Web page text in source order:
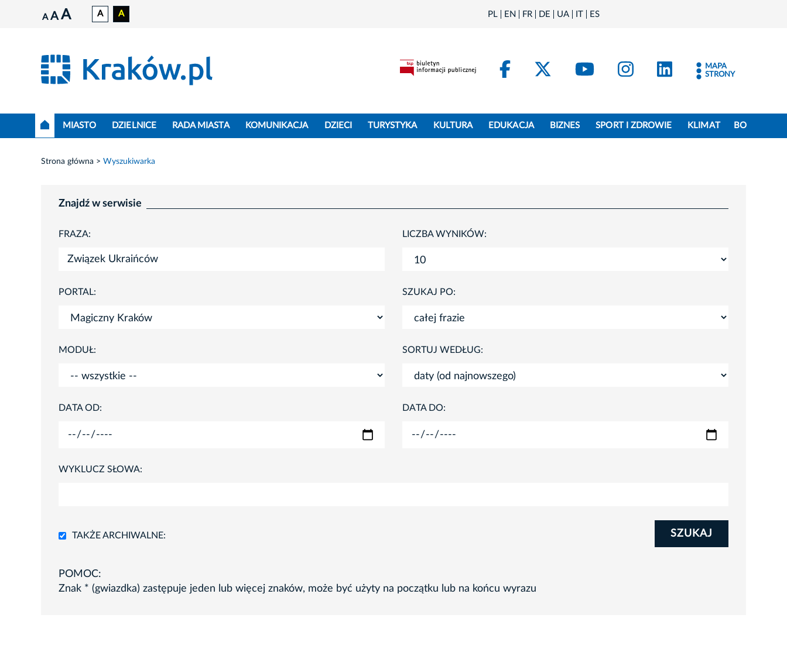
A A A A A PL EN FR DE UA IT ES
FacebookKraków - X
Kraków - YouTube
Kraków - Instagram
Kraków -
MAPA
STRONY
MIASTO DZIELNICE RADA MIASTA KOMUNIKACJA DZIECI TURYSTYKA KULTURA EDUKACJA BIZNES SPORT I ZDROWIE KLIMAT BO
Strona główna Wyszukiwarka
Znajdź w serwisie
FRAZA: LICZBA WYNIKÓW:
PORTAL: SZUKAJ PO:
MODUŁ: SORTUJ WEDŁUG:
DATA OD: DATA DO:
WYKLUCZ SŁOWA:
TAKŻE ARCHIWALNE: SZUKAJ
POMOC:
Znak * (gwiazdka) zastępuje jeden lub więcej znaków, może być użyty na początku lub na końcu wyrazu